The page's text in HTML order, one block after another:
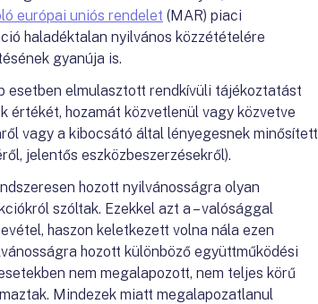
európai uniós rendelet (MAR) piaci
haladéktalan nyilvános közzétételére
gyanúja is.
esetben elmulasztott rendkívüli tájékoztatást
értékét, hozamát közvetlenül vagy közvetve
vagy a kibocsátó által lényegesnek minősített
jelentős eszközbeszerzésekről).
hozott nyilvánosságra olyan
szóltak. Ezekkel azt a – valósággal
haszon keletkezett volna nála ezen
hozott különböző együttműködési
nem megalapozott, nem teljes körű
Mindezek miatt megalapozatlanul